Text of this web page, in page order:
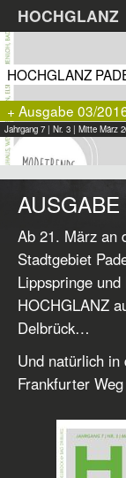
Zum
Hauptinhalt
springen
HOCHGLANZ
HOCHGLANZ
+ Ausgabe 03/
Jahrgang 7 | Nr. 3 | Mitte März
Ab 21. März an
Stadtgebiet
Lippspringe
HOCHGLANZ
Delbrück…
Und natürlich in
Frankfurter